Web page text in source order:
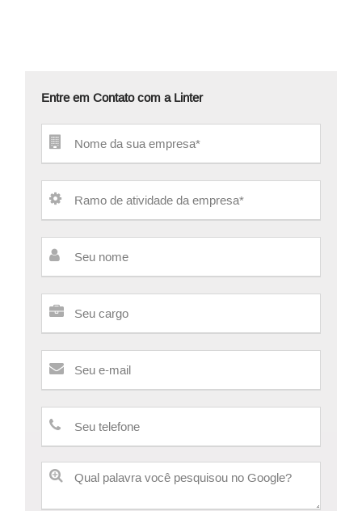
Entre em Contato com a Linter